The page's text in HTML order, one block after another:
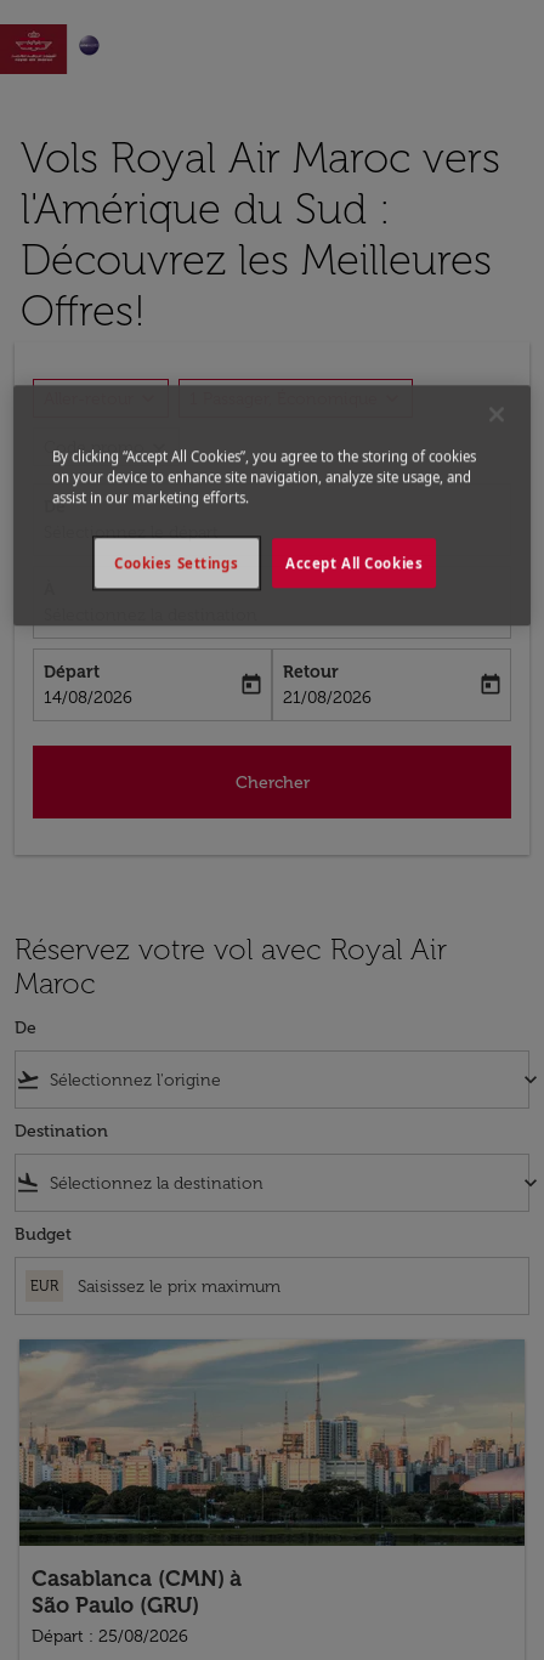

Vols Royal Air Maroc vers
l'Amérique du Sud :
Découvrez les Meilleures
Offres!
Code promo expand_more
De
Sélectionnez le départ
Départ
fc-booking-departure-date-aria-label
14/08/2026
today
Retour
fc-booking-return-date-aria-label
21/08/2026
today
Chercher
Réservez votre vol avec Royal Air
Maroc
De
flight_takeoff keyboard_arrow_down
Destination
flight_land keyboard_arrow_down
Budget
EUR
Casablanca (CMN) à
São Paulo (GRU)
Départ : 25/08/2026
By clicking “Accept All Cookies”, you agree to the storing of cookies
on your device to enhance site navigation, analyze site usage, and
assist in our marketing efforts.
Accept All Cookies
Cookies Settings